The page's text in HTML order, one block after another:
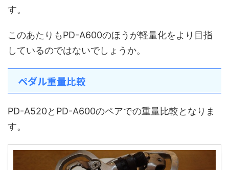
す。
このあたりもPD-A600のほうが軽量化をより目指
しているのではないでしょうか。
ペダル重量比較
PD-A520とPD-A600のペアでの重量比較となりま
す。